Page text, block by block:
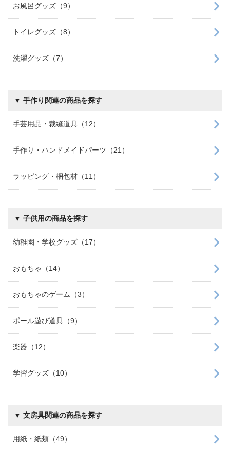
お風呂グッズ（9）
トイレグッズ（8）
洗濯グッズ（7）
▼ 手作り関連の商品を探す
手芸用品・裁縫道具（12）
手作り・ハンドメイドパーツ（21）
ラッピング・梱包材（11）
▼ 子供用の商品を探す
幼稚園・学校グッズ（17）
おもちゃ（14）
おもちゃのゲーム（3）
ボール遊び道具（9）
楽器（12）
学習グッズ（10）
▼ 文房具関連の商品を探す
用紙・紙類（49）